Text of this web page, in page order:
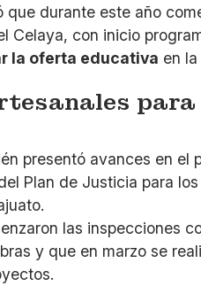
que durante este año
Celaya, con inicio
la oferta educativa en
presentó avances en el
Plan de Justicia para
las inspecciones
y que en marzo se